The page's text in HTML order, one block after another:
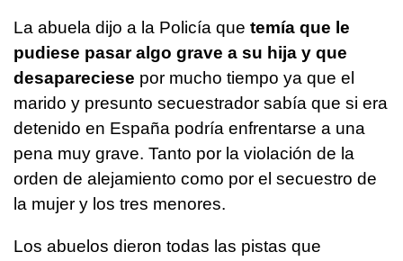
La abuela dijo a la Policía que temía que le
pudiese pasar algo grave a su hija y que
desapareciese por mucho tiempo ya que el
marido y presunto secuestrador sabía que si era
detenido en España podría enfrentarse a una
pena muy grave. Tanto por la violación de la
orden de alejamiento como por el secuestro de
la mujer y los tres menores.
Los abuelos dieron todas las pistas que